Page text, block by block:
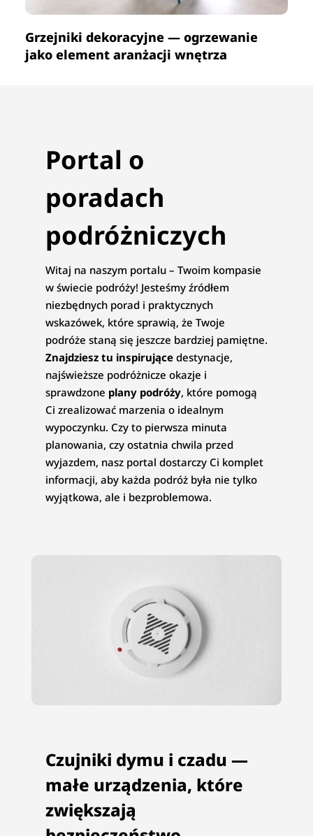
Grzejniki dekoracyjne — ogrzewanie
jako element aranżacji wnętrza
Portal o
poradach
podróżniczych
Witaj na naszym portalu – Twoim kompasie
w świecie podróży! Jesteśmy źródłem
niezbędnych porad i praktycznych
wskazówek, które sprawią, że Twoje
podróże staną się jeszcze bardziej pamiętne.
Znajdziesz tu inspirującedestynacje,
najświeższe podróżnicze okazje i
sprawdzone plany podróży, które pomogą
Ci zrealizować marzenia o idealnym
wypoczynku. Czy to pierwsza minuta
planowania, czy ostatnia chwila przed
wyjazdem, nasz portal dostarczy Ci komplet
informacji, aby każda podróż była nie tylko
wyjątkowa, ale i bezproblemowa.
Czujniki dymu i czadu —
małe urządzenia, które
zwiększają